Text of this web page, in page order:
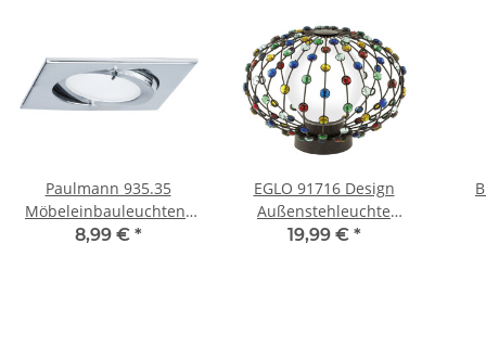
Paulmann 935.35
Möbeleinbauleuchten-
Set Quadro max.20W G4
8,99 € *
EGLO 91716 Design
Außenstehleuchte
CADELLA Aluminium
19,99 € *